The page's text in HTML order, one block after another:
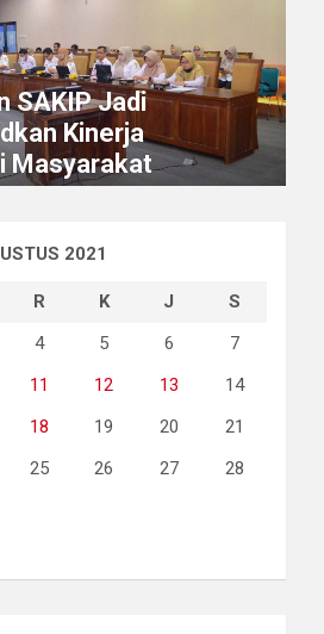
SAKIP Jadi
Kinerja
Masyarakat
2021
R K J
S
4 5 6
7
11 12 13
14
18 19 20
21
25 26 27
28